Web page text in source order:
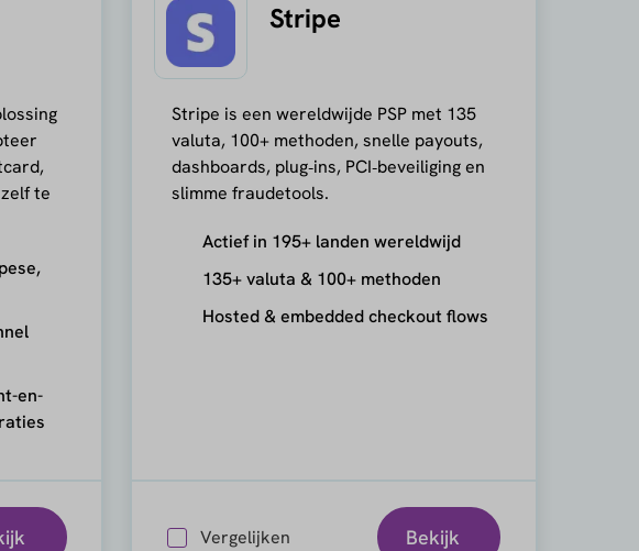
te
en-
Stripe
Stripe is een wereldwijde PSP met 135
valuta, 100+ methoden, snelle payouts,
dashboards, plug‑ins, PCI‑beveiliging en
slimme fraudetools.
Actief in 195+ landen wereldwijd
135+ valuta & 100+ methoden
Hosted & embedded checkout flows
Vergelijken Bekijk